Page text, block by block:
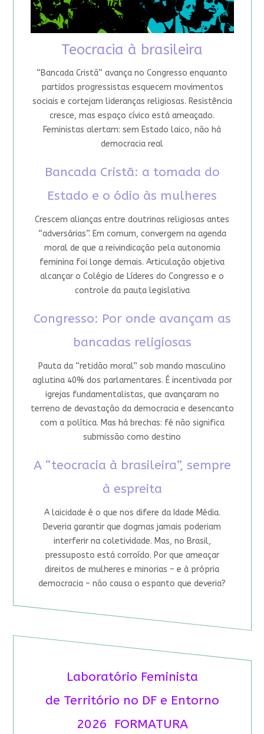
Teocracia à brasileira
“Bancada Cristã” avança no Congresso enquanto
partidos progressistas esquecem movimentos
sociais e cortejam lideranças religiosas. Resistência
cresce, mas espaço cívico está ameaçado.
Feministas alertam: sem Estado laico, não há
democracia real
Bancada Cristã: a tomada do
Estado e o ódio às mulheres
Crescem alianças entre doutrinas religiosas antes
“adversárias”. Em comum, convergem na agenda
moral de que a reivindicação pela autonomia
feminina foi longe demais. Articulação objetiva
alcançar o Colégio de Líderes do Congresso e o
controle da pauta legislativa
Congresso: Por onde avançam as
bancadas religiosas
Pauta da “retidão moral” sob mando masculino
aglutina 40% dos parlamentares. É incentivada por
igrejas fundamentalistas, que avançaram no
terreno de devastação da democracia e desencanto
com a política. Mas há brechas: fé não significa
submissão como destino
A “teocracia à brasileira”, sempre
à espreita
A laicidade é o que nos difere da Idade Média.
Deveria garantir que dogmas jamais poderiam
interferir na coletividade. Mas, no Brasil,
pressuposto está corroído. Por que ameaçar
direitos de mulheres e minorias – e à própria
democracia – não causa o espanto que deveria?
Laboratório Feminista
de Território no DF e Entorno
2026 FORMATURA